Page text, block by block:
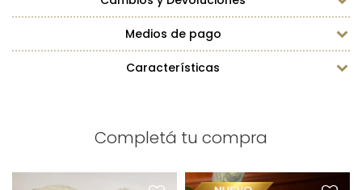
Medios de pago
Características
Completá tu compra